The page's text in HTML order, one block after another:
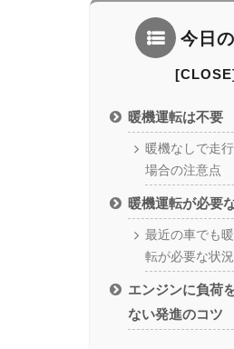
今日
暖機運転は不要
暖機なしで走
場合の注意点
暖機運転が必要
最近の車でも
転が必要な状況
エンジンに負荷
ない発進のコツ